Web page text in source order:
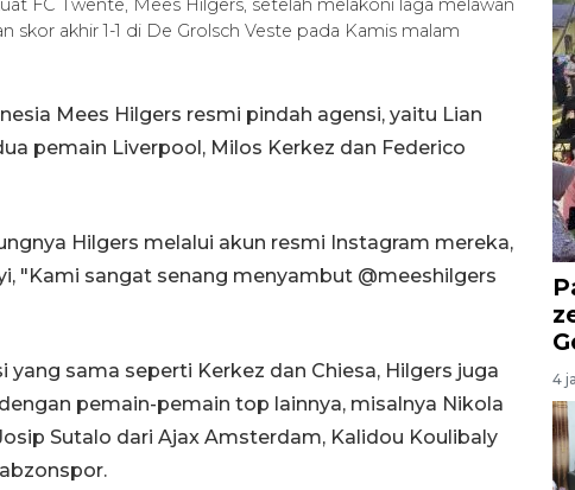
FC Twente, Mees Hilgers, setelah melakoni laga melawan
skor akhir 1-1 di De Grolsch Veste pada Kamis malam
Mees Hilgers resmi pindah agensi, yaitu Lian
pemain Liverpool, Milos Kerkez dan Federico
Hilgers melalui akun resmi Instagram mereka,
"Kami sangat senang menyambut @meeshilgers
sama seperti Kerkez dan Chiesa, Hilgers juga
pemain-pemain top lainnya, misalnya Nikola
Sutalo dari Ajax Amsterdam, Kalidou Koulibaly
4